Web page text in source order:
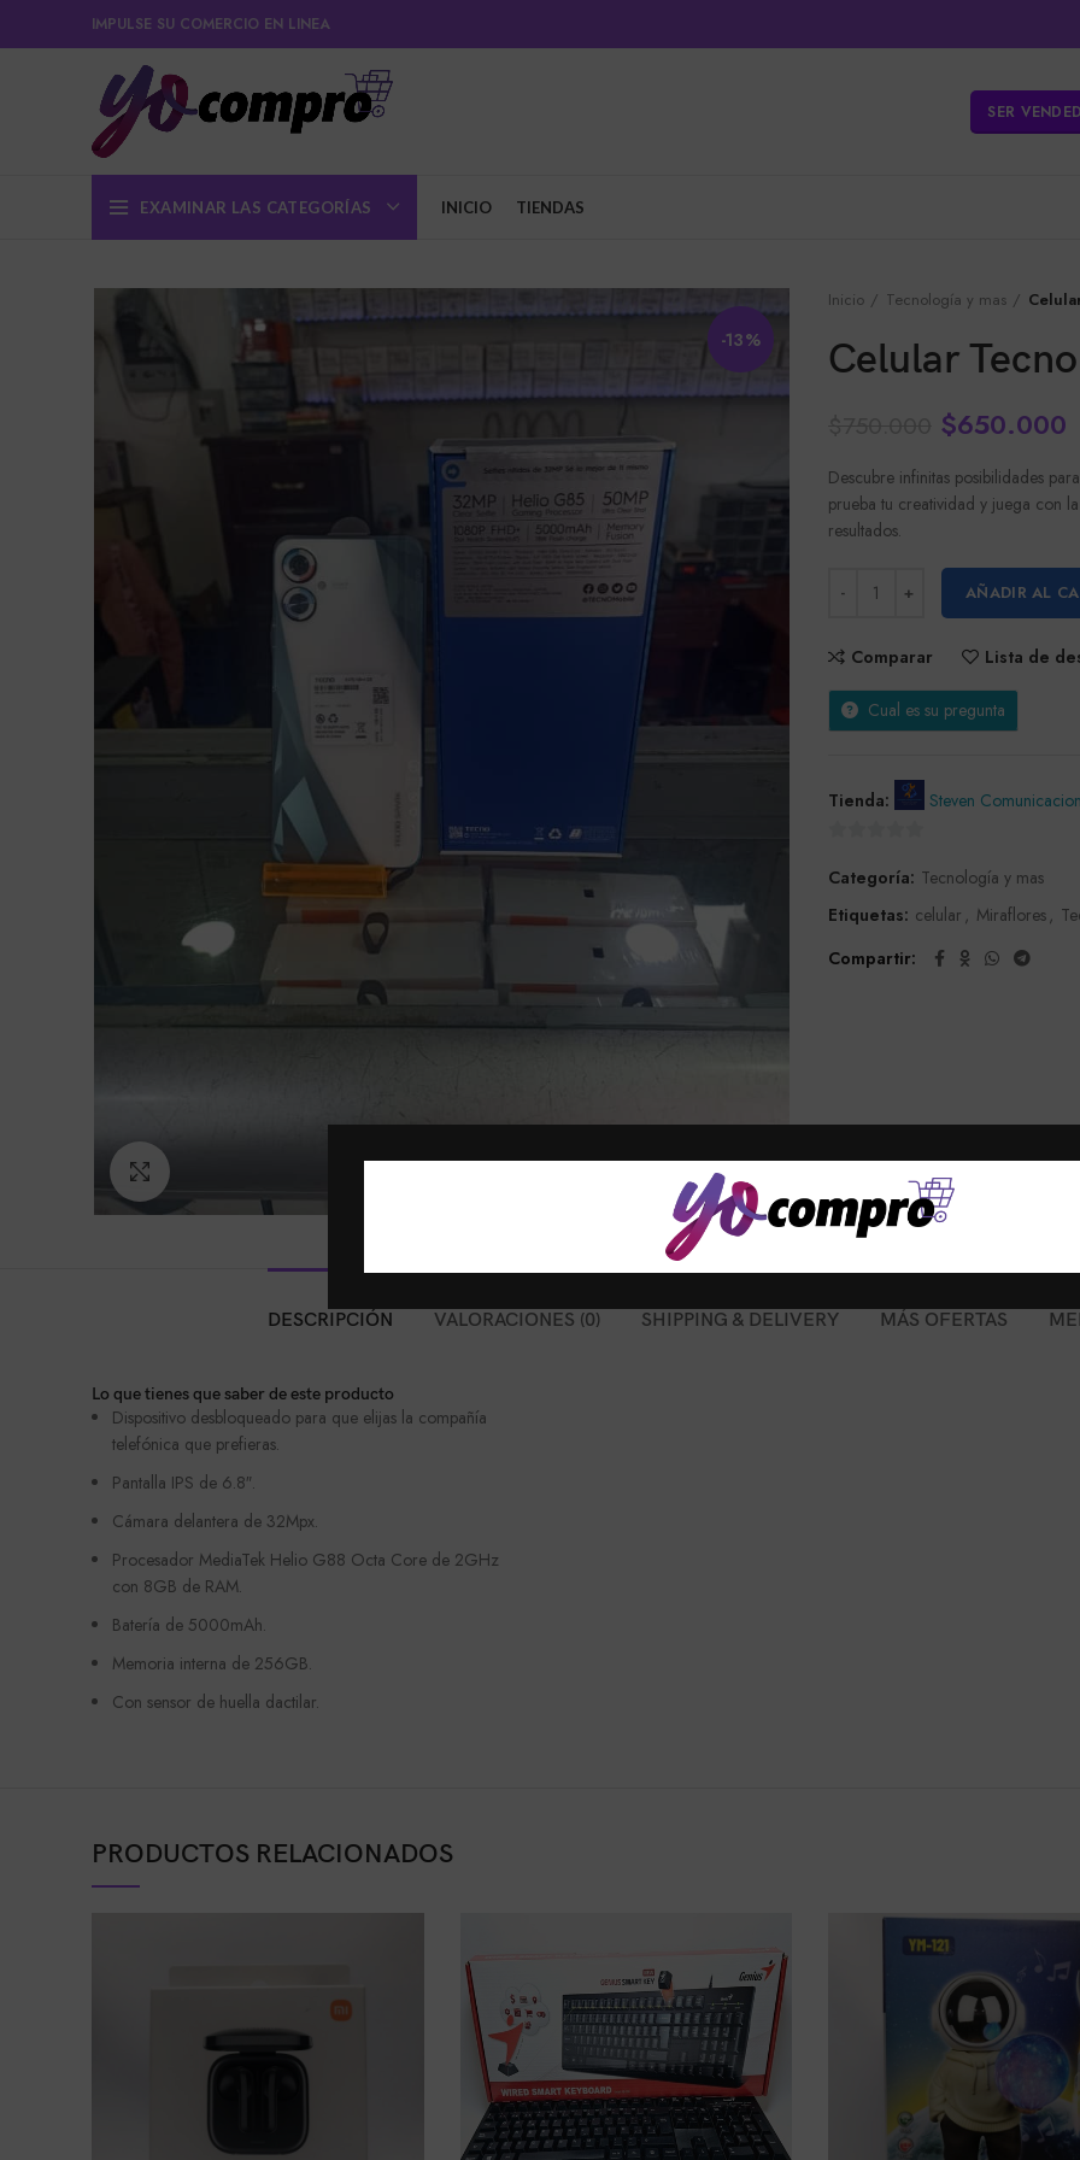
IMPULSE SU COMERCIO EN LINEA
SER
EXAMINAR LAS CATEGORÍAS INICIO TIENDAS
-13%
Inicio Tecnología y mas
Celular Tecno
$650.000
Descubre infinitas posibilidades
prueba tu creatividad y juega con
resultados.
AÑADIR AL
Comparar Lista de
Cual es su pregunta
Tienda: Steven
de
5
Categoría: Tecnología y mas
Etiquetas: celular , Miraflores ,
Compartir
DESCRIPCIÓN VALORACIONES (0) SHIPPING & DELIVERY MÁS OFERTAS
Lo que tienes que saber de este producto
Dispositivo desbloqueado para que elijas la compañía
telefónica que prefieras.
Pantalla IPS de 6.8″.
Cámara delantera de 32Mpx.
Procesador MediaTek Helio G88 Octa Core de 2GHz
con 8GB de RAM.
Batería de 5000mAh.
Memoria interna de 256GB.
Con sensor de huella dactilar.
PRODUCTOS RELACIONADOS